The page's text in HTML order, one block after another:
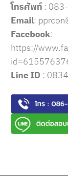
โทรศัพท์:
Email:
Facebook:
https://
Line ID :